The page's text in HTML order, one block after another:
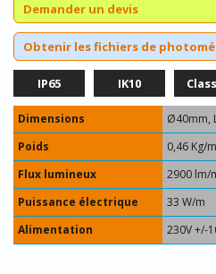
Demander un devis
Obtenir les fichiers de
IP65 IK10
Dimensions
Ø40mm,
Poids
0,46 Kg/
Flux lumineux
2900 lm/
Puissance électrique
33 W/m
Alimentation
230V +/-